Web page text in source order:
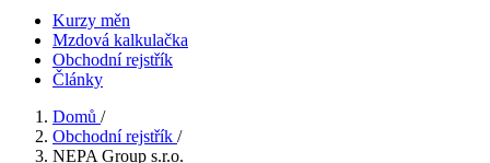
Kurzy měn
Mzdová kalkulačka
Obchodní rejstřík
Články
Domů /
Obchodní rejstřík /
NEPA Group s.r.o.